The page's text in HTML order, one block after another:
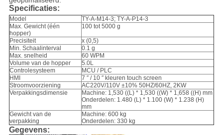
Specificaties:
Model
TY-A-M14-3; TY-A-P14-3
Max. Gewicht (één
hopper)
100 tot 5000 g
Precisiteit
x (0,5)
Min. Schaalinterval
0.1 g
Max. snelheid
60 WPM
Volume van de hopper
5.0L
Controlesysteem
MCU / PLC
HMI
7 ′′ / 10 ′′ kleuren touch screen
Stroomvoorziening
AC220V/110V ±10% 50HZ/60HZ, 2KW
Verpakkingsdimensie
Machine: 1,530 ((L) * 1,530 ((W) * 1,658 ((H) mm
Onderdelen: 1.480 (L) * 1.100 (W) * 1.238 (H)
mm
Gewicht van de
verpakking
Machine: 600 kg
Onderdelen: 330 kg
Gegevens: